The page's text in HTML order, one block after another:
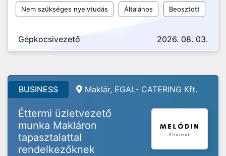
Nem szükséges nyelvtudás Általános Beosztott
Gépkocsivezető 2026. 08. 03.
BUSINESS Maklár, EGAL- CATERING Kft.
Éttermi üzletvezető
munka Makláron
tapasztalattal
rendelkezőknek